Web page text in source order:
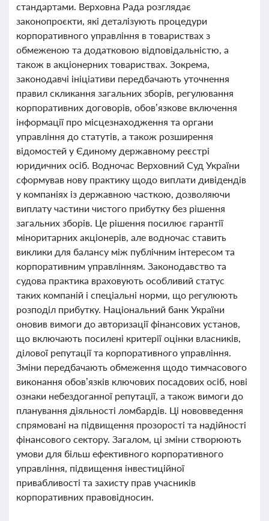
стандартами. Верховна Рада розглядає
законопроєкти, які деталізують процедури
корпоративного управління в товариствах з
обмеженою та додатковою відповідальністю, а
також в акціонерних товариствах. Зокрема,
законодавчі ініціативи передбачають уточнення
правил скликання загальних зборів, регулювання
корпоративних договорів, обов’язкове включення
інформації про місцезнаходження та органи
управління до статутів, а також розширення
відомостей у Єдиному державному реєстрі
юридичних осіб. Водночас Верховний Суд України
сформував нову практику щодо виплати дивідендів
у компаніях із державною часткою, дозволяючи
виплату частини чистого прибутку без рішення
загальних зборів. Це рішення посилює гарантії
міноритарних акціонерів, але водночас ставить
виклики для балансу між публічним інтересом та
корпоративним управлінням. Законодавство та
судова практика враховують особливий статус
таких компаній і спеціальні норми, що регулюють
розподіл прибутку. Національний банк України
оновив вимоги до авторизації фінансових установ,
що включають посилені критерії оцінки власників,
ділової репутації та корпоративного управління.
Зміни передбачають обмеження щодо тимчасового
виконання обов’язків ключових посадових осіб, нові
ознаки небездоганної репутації, а також вимоги до
планування діяльності ломбардів. Ці нововведення
спрямовані на підвищення прозорості та надійності
фінансового сектору. Загалом, ці зміни створюють
умови для більш ефективного корпоративного
управління, підвищення інвестиційної
привабливості та захисту прав учасників
корпоративних правовідносин.